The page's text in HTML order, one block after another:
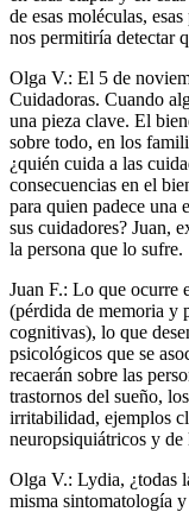
de esas moléculas,
nos permitiría detectar
Olga V.: El 5 de
Cuidadoras. Cuando
una pieza clave. El
sobre todo, en los
¿quién cuida a las
consecuencias en el
para quien padece una
sus cuidadores? Juan,
la persona que lo sufre.
Juan F.: Lo que ocurre
(pérdida de memoria y
cognitivas), lo que
psicológicos que se
recaerán sobre las
trastornos del sueño,
irritabilidad, ejemplos
neuropsiquiátricos y de
Olga V.: Lydia, ¿todas
misma sintomatología y